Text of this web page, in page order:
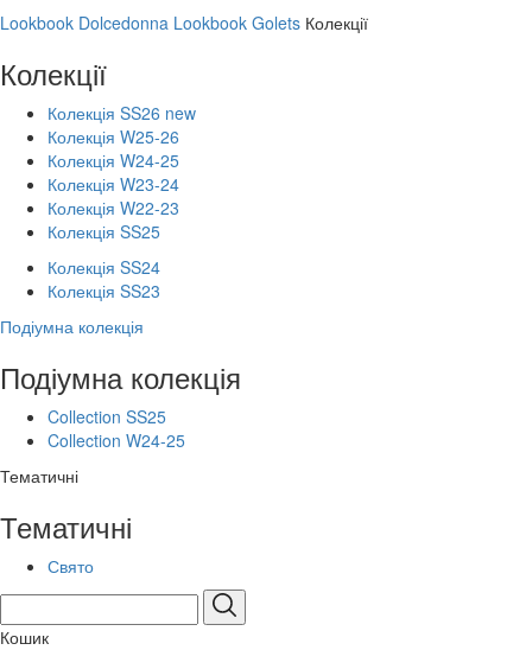
Lookbook Dolcedonna Lookbook Golets Колекції
Колекції
Колекція SS26 new
Колекція W25-26
Колекція W24-25
Колекція W23-24
Колекція W22-23
Колекція SS25
Колекція SS24
Колекція SS23
Подіумна колекція
Подіумна колекція
Collection SS25
Collection W24-25
Тематичні
Тематичні
Свято
Кошик